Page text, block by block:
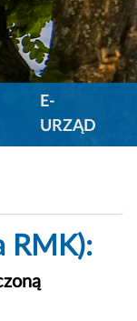
E-
URZĄD
RMK):